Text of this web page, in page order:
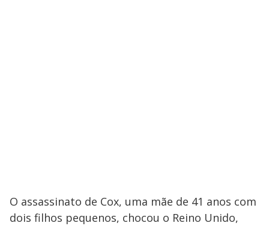
O assassinato de Cox, uma mãe de 41 anos com
dois filhos pequenos, chocou o Reino Unido,